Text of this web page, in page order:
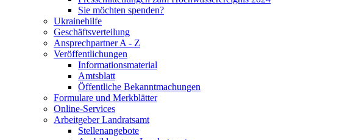
Sie möchten spenden?
Ukrainehilfe
Geschäftsverteilung
Ansprechpartner A - Z
Veröffentlichungen
Informationsmaterial
Amtsblatt
Öffentliche Bekanntmachungen
Formulare und Merkblätter
Online-Services
Arbeitgeber Landratsamt
Stellenangebote